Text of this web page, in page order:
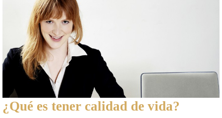
¿Qué es tener calidad de vida?